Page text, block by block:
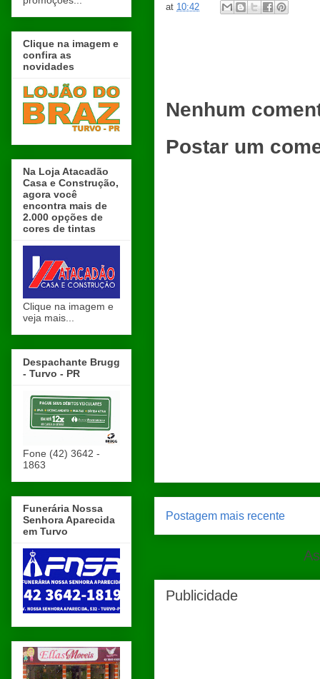
at 10:42
Nenhum
Postar um
Postagem mais recente
Publicidade
Clique na imagem e
confira as
novidades
Na Loja Atacadão
Casa e Construção,
agora você
encontra mais de
2.000 opções de
cores de tintas
Clique na imagem e
veja mais...
Despachante Brugg
- Turvo - PR
Fone (42) 3642 -
1863
Funerária Nossa
Senhora Aparecida
em Turvo